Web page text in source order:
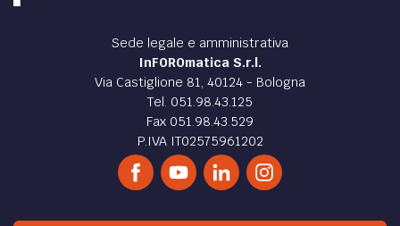
Sede legale e amministrativa
InFOROmatica S.r.l.
Via Castiglione 81, 40124 - Bologna
Tel. 051.98.43.125
Fax 051.98.43.529
P.IVA IT02575961202